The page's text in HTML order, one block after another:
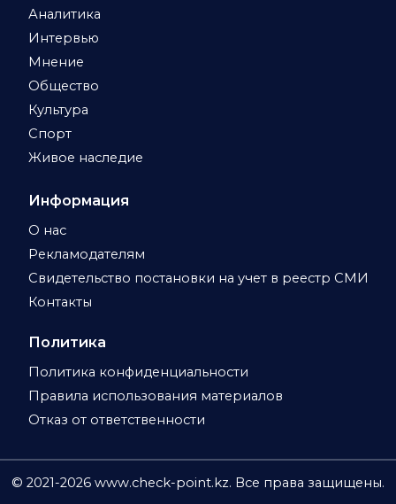
Аналитика
Интервью
Мнение
Общество
Культура
Спорт
Живое наследие
Информация
О нас
Рекламодателям
Свидетельство постановки на учет в реестр СМИ
Контакты
Политика
Политика конфиденциальности
Правила использования материалов
Отказ от ответственности
© 2021-2026 www.check-point.kz. Все права защищены.